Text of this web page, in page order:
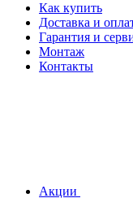
Как купить
Доставка и
Гарантия и
Монтаж
Контакты
Акции